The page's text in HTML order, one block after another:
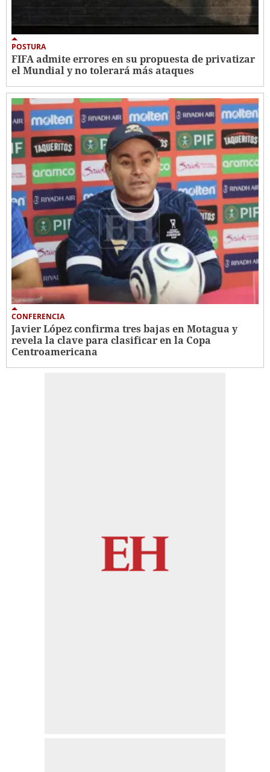
POSTURA
FIFA admite errores en su propuesta de privatizar
el Mundial y no tolerará más ataques
CONFERENCIA
Javier López confirma tres bajas en Motagua y
revela la clave para clasificar en la Copa
Centroamericana